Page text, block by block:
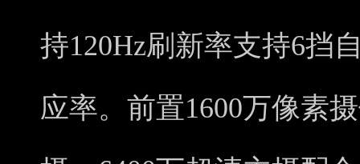
持120Hz刷新率支持6挡
应率。前置1600万像素